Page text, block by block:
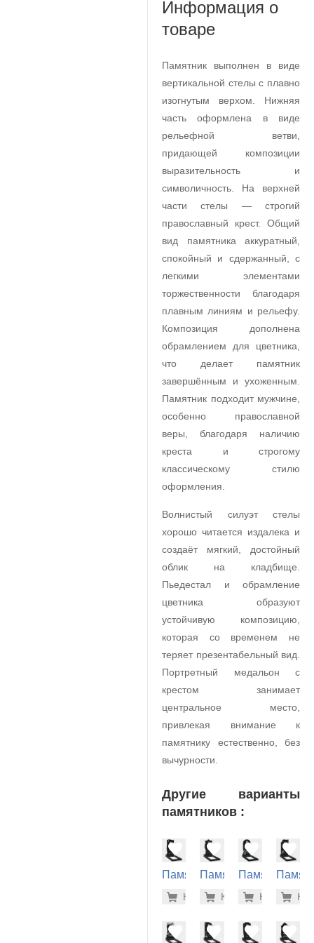
Информация о
товаре
Памятник выполнен в виде
вертикальной стелы с плавно
изогнутым верхом. Нижняя
часть оформлена в виде
рельефной ветви,
придающей композиции
выразительность и
символичность. На верхней
части стелы — строгий
православный крест. Общий
вид памятника аккуратный,
спокойный и сдержанный, с
легкими элементами
торжественности благодаря
плавным линиям и рельефу.
Композиция дополнена
обрамлением для цветника,
что делает памятник
завершённым и ухоженным.
Памятник подходит мужчине,
особенно православной
веры, благодаря наличию
креста и строгому
классическому стилю
оформления.
Волнистый силуэт стелы
хорошо читается издалека и
создаёт мягкий, достойный
облик на кладбище.
Пьедестал и обрамление
цветника образуют
устойчивую композицию,
которая со временем не
теряет презентабельный вид.
Портретный медальон с
крестом занимает
центральное место,
привлекая внимание к
памятнику естественно, без
вычурности.
Другие варианты
памятников :
Памятник
могилу
-7% 34.000
Купить
Памятник
могилу
-7%
Купить
Памятник
могилу
-
Купитьмогилу